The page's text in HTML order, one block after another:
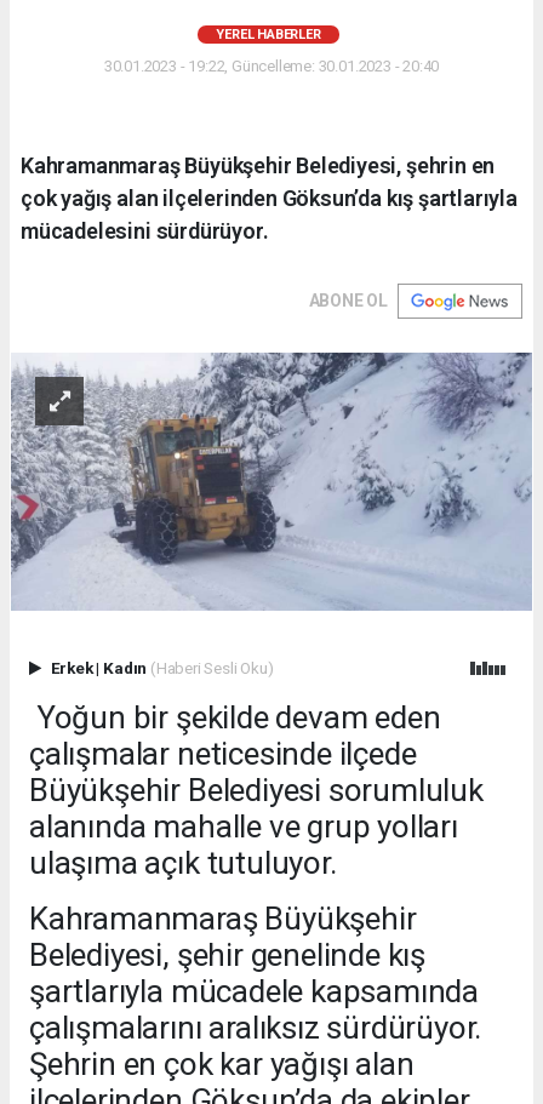
YEREL HABERLER
30.01.2023 - 19:22, Güncelleme: 30.01.2023 - 20:40
Kahramanmaraş Büyükşehir Belediyesi, şehrin en
çok yağış alan ilçelerinden Göksun’da kış şartlarıyla
mücadelesini sürdürüyor.
ABONE OL
Erkek| Kadın (Haberi Sesli Oku)
Yoğun bir şekilde devam eden
çalışmalar neticesinde ilçede
Büyükşehir Belediyesi sorumluluk
alanında mahalle ve grup yolları
ulaşıma açık tutuluyor.
Kahramanmaraş Büyükşehir
Belediyesi, şehir genelinde kış
şartlarıyla mücadele kapsamında
çalışmalarını aralıksız sürdürüyor.
Şehrin en çok kar yağışı alan